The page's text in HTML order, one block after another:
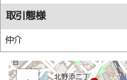
取引態様
仲介